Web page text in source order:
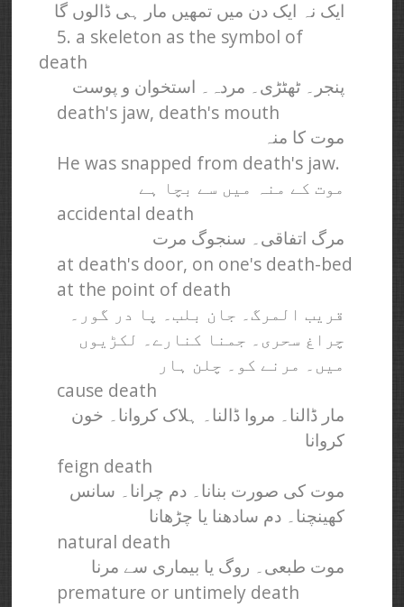
ایک نہ ایک دن میں تمھیں مار ہی ڈالوں گا
5. a skeleton as the symbol of
death
پنجر۔ ٹھٹڑی۔ مردہ۔ استخوان و پوست
death's jaw, death's mouth
موت کا منہ
He was snapped from death's jaw.
موت کے منہ میں سے بچا ہے
accidental death
مرگ اتفاقی۔ سنجوگ مرت
at death's door, on one's death-bed
at the point of death
قریب المرگ۔ جان بلب۔ پا در گور۔
چراغ سحری۔ جمنا کنارے۔ لکڑیوں
میں۔ مرنے کو۔ چلن ہار
cause death
مار ڈالنا۔ مروا ڈالنا۔ ہلاک کروانا۔ خون
کروانا
feign death
موت کی صورت بنانا۔ دم چرانا۔ سانس
کھینچنا۔ دم سادھنا یا چڑھانا
natural death
موت طبعی۔ روگ یا بیماری سے مرنا
premature or untimely death